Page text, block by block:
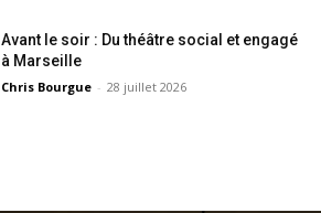
Avant le soir : Du théâtre social et engagé
à Marseille
Chris Bourgue - 28 juillet 2026